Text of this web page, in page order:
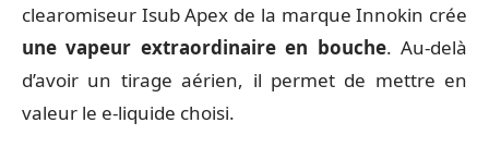
clearomiseur Isub Apex de la marque Innokin crée
une vapeur extraordinaire en bouche. Au-delà
d’avoir un tirage aérien, il permet de mettre en
valeur le e-liquide choisi.